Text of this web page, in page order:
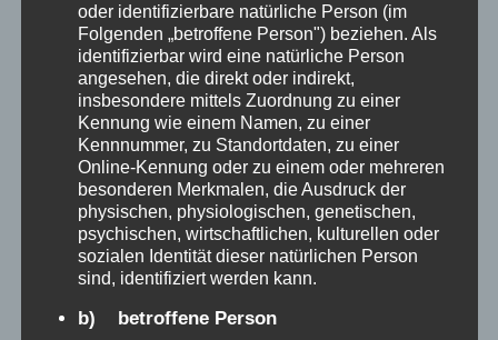
WEIN-BAUER
Einladung zur
Sommerweinprobe beim
Weinbauer
2022-05-06 Wein-Bauer
Am 25.06.2022 ab 16:00Uhr Im Weinlager:
Bruchtannenstraße 32, 63801 Kleinostheim
oder identifizierbare natürliche Person (im
Folgenden „betroffene Person") beziehen. Als
identifizierbar wird eine natürliche Person
angesehen, die direkt oder indirekt,
insbesondere mittels Zuordnung zu einer
Kennung wie einem Namen, zu einer
Kennnummer, zu Standortdaten, zu einer
Online-Kennung oder zu einem oder mehreren
besonderen Merkmalen, die Ausdruck der
physischen, physiologischen, genetischen,
psychischen, wirtschaftlichen, kulturellen oder
sozialen Identität dieser natürlichen Person
sind, identifiziert werden kann.
b) betroffene Person